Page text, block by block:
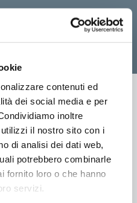
contenuti ed
dei social media e per
inoltre
il nostro sito con i
di analisi dei dati web,
potrebbero combinarle
fornito loro o che hanno
servizi.
a chi ami, regala
le nostre carte regalo
di provare la
uno dei centri più
splendida cornice delle